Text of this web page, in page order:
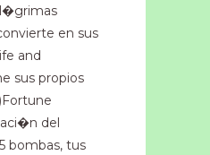
l�grimas
en sus
and
sus propios
del
bombas, tus